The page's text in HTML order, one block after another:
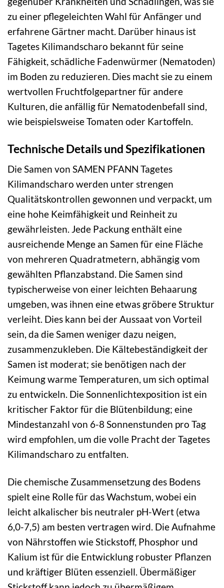
zu einer pflegeleichten Wahl für Anfänger und
erfahrene Gärtner macht. Darüber hinaus ist
Tagetes Kilimandscharo bekannt für seine
Fähigkeit, schädliche Fadenwürmer (Nematoden)
im Boden zu reduzieren. Dies macht sie zu einem
wertvollen Fruchtfolgepartner für andere
Kulturen, die anfällig für Nematodenbefall sind,
wie beispielsweise Tomaten oder Kartoffeln.
Technische Details und Spezifikationen
Die Samen von SAMEN PFANN Tagetes
Kilimandscharo werden unter strengen
Qualitätskontrollen gewonnen und verpackt, um
eine hohe Keimfähigkeit und Reinheit zu
gewährleisten. Jede Packung enthält eine
ausreichende Menge an Samen für eine Fläche
von mehreren Quadratmetern, abhängig vom
gewählten Pflanzabstand. Die Samen sind
typischerweise von einer leichten Behaarung
umgeben, was ihnen eine etwas gröbere Struktur
verleiht. Dies kann bei der Aussaat von Vorteil
sein, da die Samen weniger dazu neigen,
zusammenzukleben. Die Kältebeständigkeit der
Samen ist moderat; sie benötigen nach der
Keimung warme Temperaturen, um sich optimal
zu entwickeln. Die Sonnenlichtexposition ist ein
kritischer Faktor für die Blütenbildung; eine
Mindestanzahl von 6-8 Sonnenstunden pro Tag
wird empfohlen, um die volle Pracht der Tagetes
Kilimandscharo zu entfalten.
Die chemische Zusammensetzung des Bodens
spielt eine Rolle für das Wachstum, wobei ein
leicht alkalischer bis neutraler pH-Wert (etwa
6,0-7,5) am besten vertragen wird. Die Aufnahme
von Nährstoffen wie Stickstoff, Phosphor und
Kalium ist für die Entwicklung robuster Pflanzen
und kräftiger Blüten essenziell. Übermäßiger